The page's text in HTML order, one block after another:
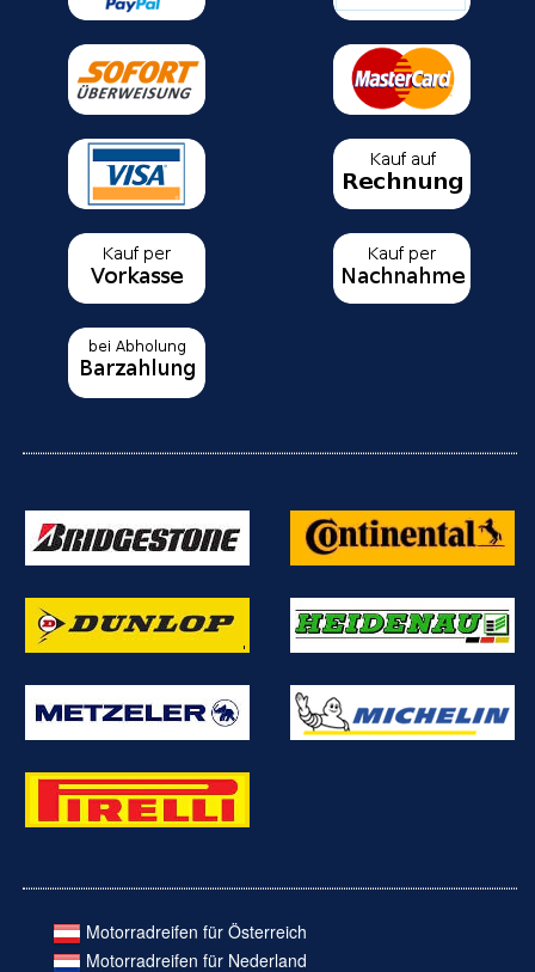
Motorradreifen für Österreich
Motorradreifen für Nederland